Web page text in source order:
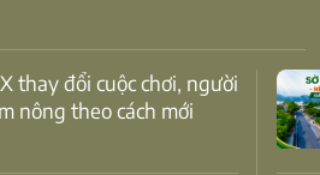
nông theo cách mới